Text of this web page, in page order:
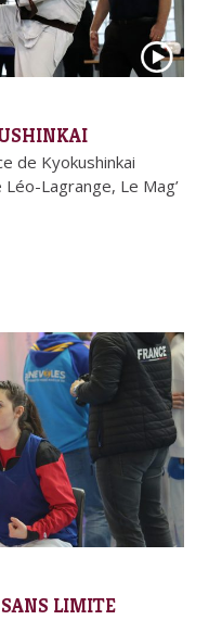
de Kyokushinkai
Lagrange, Le Mag’
SANS LIMITE